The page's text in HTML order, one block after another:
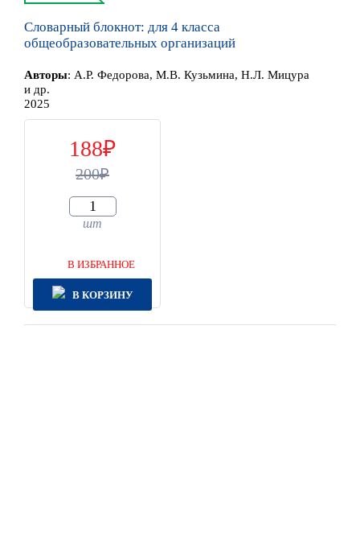
Словарный блокнот: для 4 класса
общеобразовательных организаций
Авторы: А.Р. Федорова, М.В. Кузьмина, Н.Л. Мицура
и др.
2025
188
200
шт
В ИЗБРАННОЕ
В КОРЗИНУ